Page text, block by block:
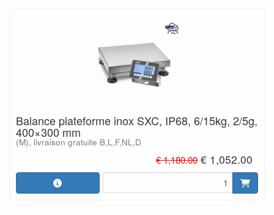
Balance plateforme inox SXC, IP68, 6/15kg, 2/5g,
400×300 mm
(M), livraison gratuite B,L,F,NL,D
€ 1,180.00 € 1,052.00